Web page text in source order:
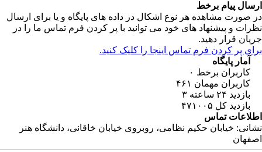
پیام برخط
صورت مشاهده هر نوع اشکال در داده های پایگاه و یا برای ارسال
و پیشنهاد های خود می توانید با پر کردن فرم تماس ما را در
قرار دهید.
پر کردن فرم تماس اینجا را کلیک کنید.
آمار پایگاه
کاربران برخط۰
کاربران مهمان۴۶۱
بازدید ۲۴ ساعته
۳
بازدید کل ۴۷۱۰۰۵
تماس
خیابان حكیم نظامی، روبروی خیابان خاقانی، دانشگاه هنر